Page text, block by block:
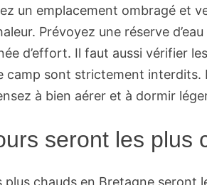
un emplacement ombragé et
Prévoyez une réserve
d’effort. Il faut aussi vérifier
camp sont strictement interdits.
à bien aérer et à dormir
seront les plus